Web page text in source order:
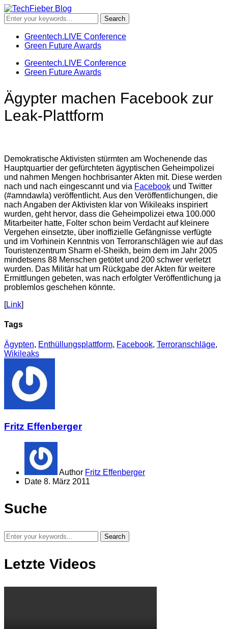
Greentech.LIVE Conference
Green Future Awards
Greentech.LIVE Conference
Green Future Awards
Ägypter machen Facebook zur
Leak-Plattform
Demokratische Aktivisten stürmten am Wochenende das
Hauptquartier der gefürchteten ägyptischen Geheimpolizei
und nahmen Mengen hochbrisanter Akten mit. Diese werden
nach und nach eingescannt und via Facebook und Twitter
(#amndawla) veröffentlicht. Aus den Veröffentlichungen, die
nach Angaben der Aktivisten klar von Wikileaks inspiriert
wurden, geht hervor, dass die Geheimpolizei etwa 100.000
Mitarbeiter hatte, Folter schon beim Verdacht auf kleinere
Vergehen einsetzte, über inoffizielle Gefängnisse verfügte
und im Vorhinein Kenntnis von Terroranschlägen wie auf das
Touristenzentrum Sharm el-Sheikh, beim dem im Jahr 2005
mindetsens 88 Menschen getötet und 200 schwer verletzt
wurden. Das Militär hat um Rückgabe der Akten für weitere
Ermittlungen gebeten, was nach erfolgter Veröffentlichung ja
problemlos geschehen könnte.
[Link]
Tags
Ägypten, Enthüllungsplattform, Facebook, Terroranschläge,
Wikileaks
Fritz Effenberger
Author Fritz Effenberger
Date 8. März 2011
Suche
Letzte Videos